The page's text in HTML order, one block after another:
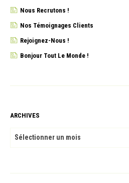
Nous Recrutons !
Nos Témoignages Clients
Rejoignez-Nous !
Bonjour Tout Le Monde !
ARCHIVES
ARCHIVES